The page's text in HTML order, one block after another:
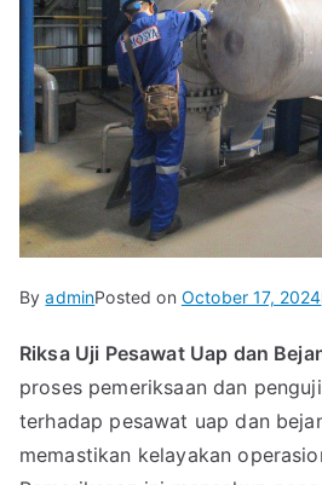
ByadminPosted on October 17, 2024
Riksa Uji Pesawat Uap dan
proses pemeriksaan dan
terhadap pesawat uap dan
memastikan kelayakan